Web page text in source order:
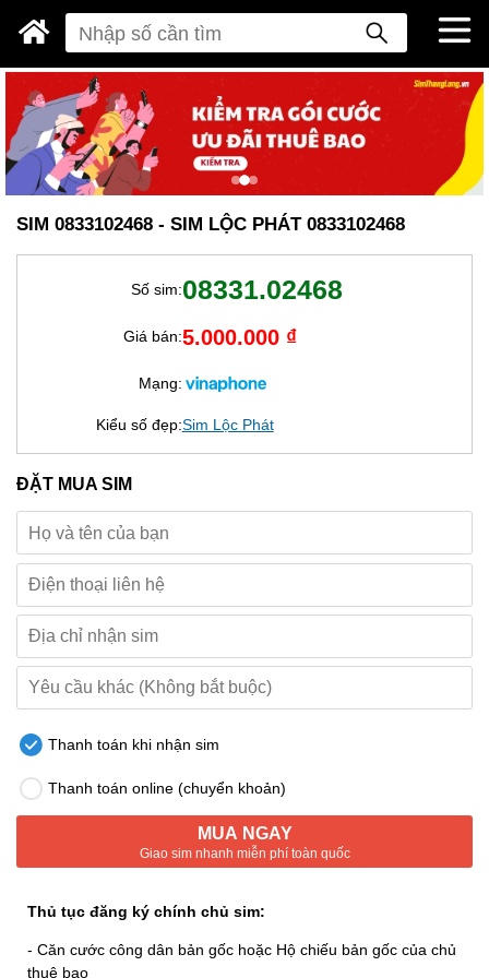
SIM 0833102468 - SIM LỘC PHÁT 0833102468
Số sim:08331.02468
Giá bán:5.000.000 ₫
Mạng:
Kiểu số đẹp:Sim Lộc Phát
ĐẶT MUA SIM
Thanh toán khi nhận sim
Thanh toán online (chuyển khoản)
MUA NGAY
Giao sim nhanh miễn phí toàn quốc
Thủ tục đăng ký chính chủ sim:
- Căn cước công dân bản gốc hoặc Hộ chiếu bản gốc của chủ
thuê bao